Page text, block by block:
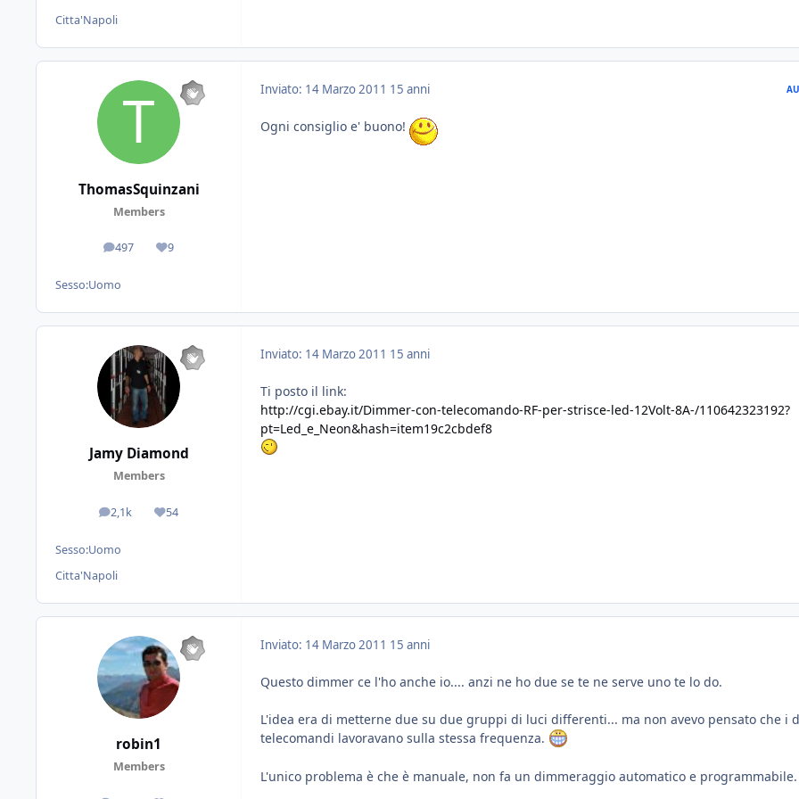
Citta'Napoli
ThomasSquinzani
Members
497
messaggi9
Reputazione
Sesso:Uomo
Inviato: 14 Marzo 2011 15 anni
Ogni consiglio e' buono!
Jamy Diamond
Members
2,1k
messaggi54
Reputazione
Sesso:Uomo
Citta'Napoli
Inviato: 14 Marzo 2011 15 anni
Ti posto il link:
http://cgi.ebay.it/Dimmer-con-telecomando-RF-per-strisce-led-12Volt-8A-/110642323192?
pt=Led_e_Neon&hash=item19c2cbdef8
robin1
Members
Inviato: 14 Marzo 2011 15 anni
Questo dimmer ce l'ho anche io.... anzi ne ho due se te ne serve uno te lo do.
L'idea era di metterne due su due gruppi di luci differenti... ma non avevo pensato che i
telecomandi lavoravano sulla stessa frequenza.
L'unico problema è che è manuale, non fa un dimmeraggio automatico e programmabile.